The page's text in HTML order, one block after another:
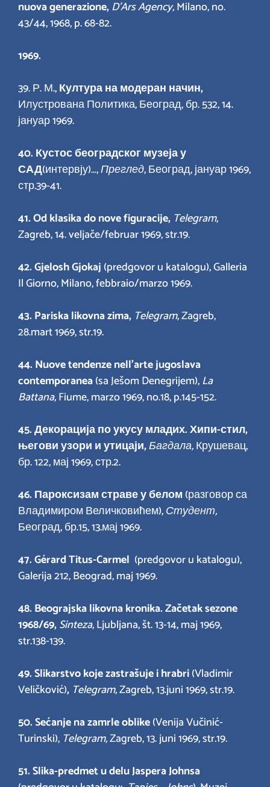
nuova generazione,D’Ars Agency,Milano, no.
43/44, 1968, p. 68-82.
1969.
39. Р. М.,Култура на модеран начин,
Илустрована Политика, Београд, бр. 532, 14.
јануар 1969.
40. Кустос београдског музеја у
САД(интервју)…,Преглед, Београд, јануар 1969,
стр.39-41.
41. Od klasika do nove figuracije, Telegram,
Zagreb, 14. veljače/februar 1969, str.19.
42. Gjelosh Gjokaj (predgovor u katalogu), Galleria
Il Giorno, Milano, febbraio/marzo 1969.
43. Pariska likovna zima, Telegram,Zagreb,
28.mart 1969, str.19.
44. Nuove tendenze nell’arte jugoslava
contemporanea(sa Ješom Denegrijem),La
Battana,Fiume, marzo 1969, no.18, p.145-152.
45.Декорација по укусу младих. Хипи-стил,
његови узори и утицаји,Багдала,Крушевац,
бр. 122, мај 1969, стр.2.
46. Пароксизам страве у белом (разговор са
Владимиром Величковићем),Студент,
Београд, бр.15, 13.мај 1969.
47. Gérard Titus-Carmel (predgovor u katalogu),
Galerija 212, Beograd, maj 1969.
48. Beograjska likovna kronika. Začetak sezone
1968/69,Sinteza,Ljubljana, št. 13-14, maj 1969,
str.138-139.
49. Slikarstvo koje zastrašuje i hrabri(Vladimir
Veličković), Telegram,Zagreb, 13.juni 1969, str.19.
50.Sećanje na zamrle oblike(Venija Vučinić-
Turinski), Telegram,Zagreb, 13. juni 1969, str.19.
51. Slika-predmet u delu Jaspera Johnsa